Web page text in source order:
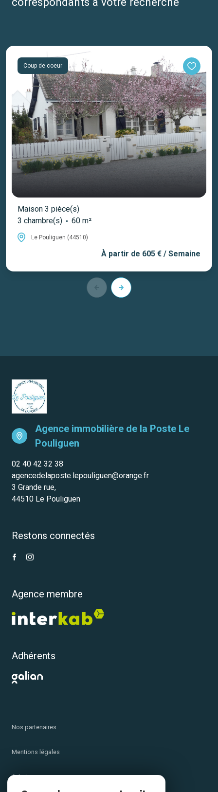
Coup de coeur
Maison 3 pièce(s)
3 chambre(s)
60 m²
Le Pouliguen (44510)
À partir de 605 € / Semaine
Agence immobilière de la Poste Le
Pouliguen
02 40 42 32 38
agencedelaposte.lepouliguen@orange.fr
3 Grande rue,
44510 Le Pouliguen
Restons connectés
Agence membre
Adhérents
Nos partenaires
Mentions légales
Admin